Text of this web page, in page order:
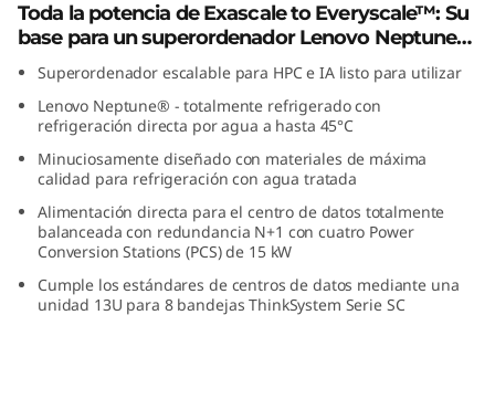
e
m
N
1
Toda la potencia de Exascale to Everyscale™: Su
base para un superordenador Lenovo Neptune®
para HPC o IA.
Superordenador escalable para HPC e IA listo para utilizar
Lenovo Neptune® - totalmente refrigerado con
refrigeración directa por agua a hasta 45°C
Minuciosamente diseñado con materiales de máxima
calidad para refrigeración con agua tratada
Alimentación directa para el centro de datos totalmente
balanceada con redundancia N+1 con cuatro Power
Conversion Stations (PCS) de 15 kW
Cumple los estándares de centros de datos mediante una
unidad 13U para 8 bandejas ThinkSystem Serie SC